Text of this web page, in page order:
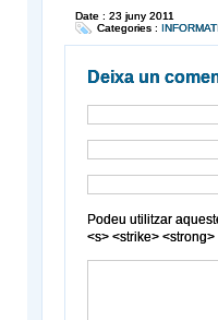
Date : 23 juny 2011
Categories :
Deixa un
Podeu utilitzar
<s> <strike> <strong>